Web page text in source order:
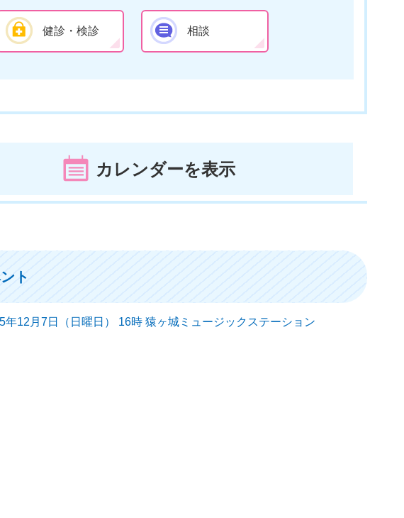
健診・検診 相談
カレンダーを表示
ト
12月7日（日曜日） 16時 猿ヶ城ミュージックステーション